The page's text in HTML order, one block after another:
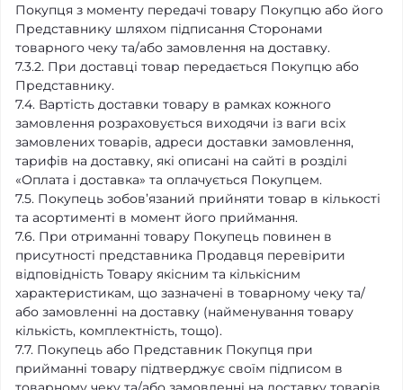
Покупця з моменту передачі товару Покупцю або його
Представнику шляхом підписання Сторонами
товарного чеку та/або замовлення на доставку.
7.3.2. При доставці товар передається Покупцю або
Представнику.
7.4. Вартість доставки товару в рамках кожного
замовлення розраховується виходячи із ваги всіх
замовлених товарів, адреси доставки замовлення,
тарифів на доставку, які описані на сайті в розділі
«Оплата і доставка» та оплачується Покупцем.
7.5. Покупець зобов’язаний прийняти товар в кількості
та асортименті в момент його приймання.
7.6. При отриманні товару Покупець повинен в
присутності представника Продавця перевірити
відповідність Товару якісним та кількісним
характеристикам, що зазначені в товарному чеку та/
або замовленні на доставку (найменування товару
кількість, комплектність, тощо).
7.7. Покупець або Представник Покупця при
прийманні товару підтверджує своїм підписом в